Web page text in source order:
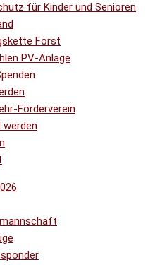
für Kinder und Senioren
Forst
PV-Anlage
Förderverein
werden